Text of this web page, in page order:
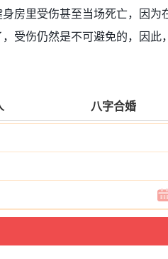
房里受伤甚至当场死亡，因为
受伤仍然是不可避免的，因此，
八字合婚